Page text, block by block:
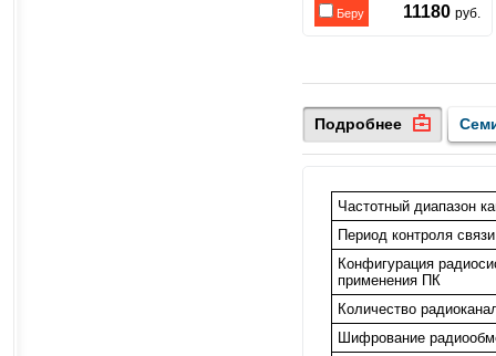
Беру 11180 руб.
Подробнее
Частотный диапазон
Период контроля
Конфигурация
применения ПК
Количество
Шифрование